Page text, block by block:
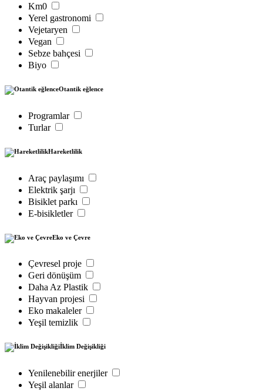
Km0
Yerel gastronomi
Vejetaryen
Vegan
Sebze bahçesi
Biyo
Otantik eğlence
Programlar
Turlar
Hareketlilik
Araç paylaşımı
Elektrik şarjı
Bisiklet parkı
E-bisikletler
Eko ve Çevre
Çevresel proje
Geri dönüşüm
Daha Az Plastik
Hayvan projesi
Eko makaleler
Yeşil temizlik
İklim Değişikliği
Yenilenebilir enerjiler
Yeşil alanlar